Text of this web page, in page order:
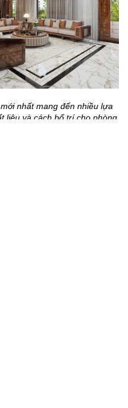
nhất mang đến nhiều lựa
liệu và cách bố trí cho phòng